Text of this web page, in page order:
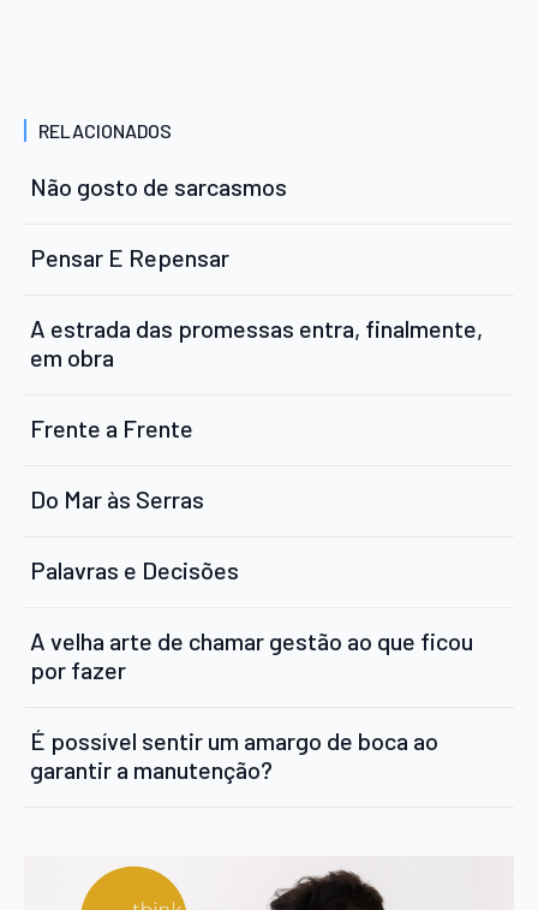
RELACIONADOS
Não gosto de sarcasmos
Pensar E Repensar
A estrada das promessas entra, finalmente,
em obra
Frente a Frente
Do Mar às Serras
Palavras e Decisões
A velha arte de chamar gestão ao que ficou
por fazer
É possível sentir um amargo de boca ao
garantir a manutenção?